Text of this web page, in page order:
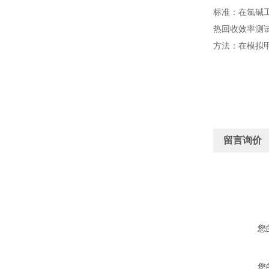
标准：在氯碱
热回收效率测
方法：在模拟
留言询价
您
您